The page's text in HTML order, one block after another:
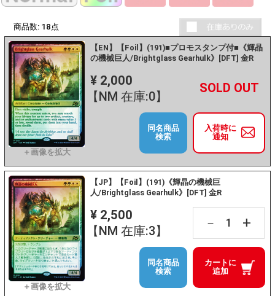
商品数: 18 点
【EN】【Foil】(191)■プロモスタンプ付■《輝晶
の機械巨人/Brightglass Gearhulk》[DFT] 金R
¥ 2,000
【NM 在庫:0】
－ +
入荷時に
通知
同名商品
検索
【JP】【Foil】(191)《輝晶の機械巨
人/Brightglass Gearhulk》[DFT] 金R
¥ 2,500
【NM 在庫:3】
－ +
カートに
追加
同名商品
検索